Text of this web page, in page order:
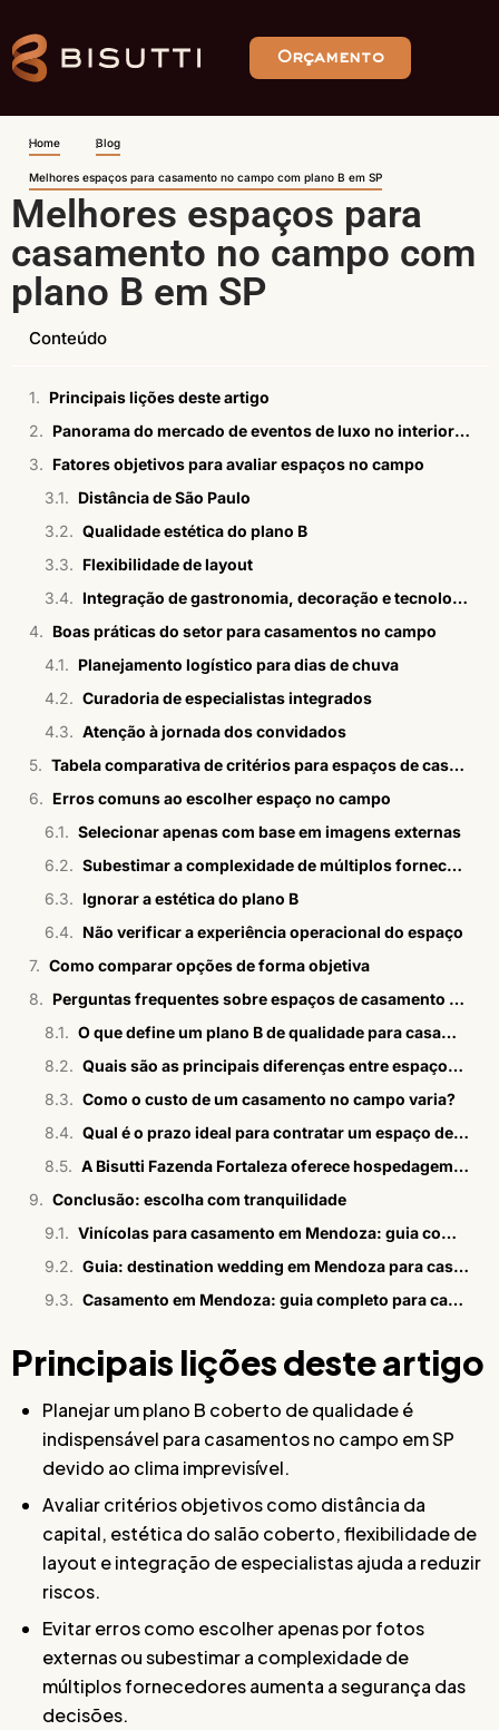
Orçamento
Home Blog
Melhores espaços para casamento no campo com plano B em SP
Melhores espaços para
casamento no campo com
plano B em SP
Conteúdo
Principais lições deste artigo
Panorama do mercado de eventos de luxo no interior de SP
Fatores objetivos para avaliar espaços no campo
Distância de São Paulo
Qualidade estética do plano B
Flexibilidade de layout
Integração de gastronomia, decoração e tecnologia
Boas práticas do setor para casamentos no campo
Planejamento logístico para dias de chuva
Curadoria de especialistas integrados
Atenção à jornada dos convidados
Tabela comparativa de critérios para espaços de casamento no campo em SP
Erros comuns ao escolher espaço no campo
Selecionar apenas com base em imagens externas
Subestimar a complexidade de múltiplos fornecedores
Ignorar a estética do plano B
Não verificar a experiência operacional do espaço
Como comparar opções de forma objetiva
Perguntas frequentes sobre espaços de casamento no campo com plano B
O que define um plano B de qualidade para casamentos no campo?
Quais são as principais diferenças entre espaços de casamento no campo em SP?
Como o custo de um casamento no campo varia?
Qual é o prazo ideal para contratar um espaço de casamento no campo em SP?
A Bisutti Fazenda Fortaleza oferece hospedagem para os convidados?
Conclusão: escolha com tranquilidade
Vinícolas para casamento em Mendoza: guia completo 2026
Guia: destination wedding em Mendoza para casais brasileiros
Casamento em Mendoza: guia completo para casais brasileiros
Principais lições deste artigo
Planejar um plano B coberto de qualidade é
indispensável para casamentos no campo em SP
devido ao clima imprevisível.
Avaliar critérios objetivos como distância da
capital, estética do salão coberto, flexibilidade de
layout e integração de especialistas ajuda a reduzir
riscos.
Evitar erros como escolher apenas por fotos
externas ou subestimar a complexidade de
múltiplos fornecedores aumenta a segurança das
decisões.